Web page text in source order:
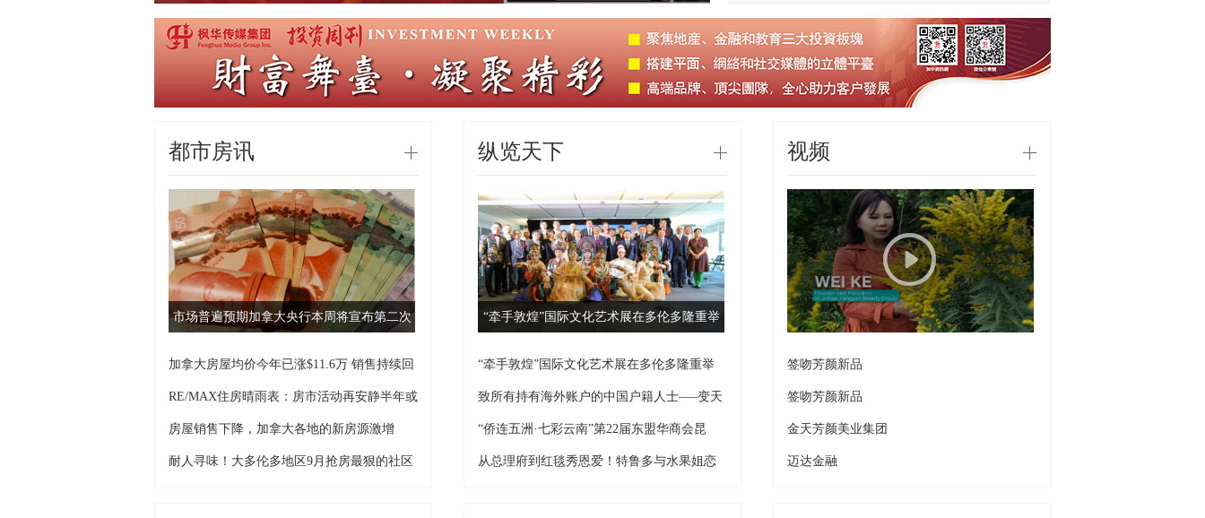
都市房讯
市场普遍预期加拿大央行本周将宣布第二次
加拿大房屋均价今年已涨$11.6万 销售持续回
RE/MAX住房晴雨表：房市活动再安静半年或
将
房屋销售下降，加拿大各地的新房源激增
耐人寻味！大多伦多地区9月抢房最狠的社区
纵览天下
“牵手敦煌”国际文化艺术展在多伦多隆重举
“牵手敦煌”国际文化艺术展在多伦多隆重举
致所有持有海外账户的中国户籍人士—–变天
“侨连五洲·七彩云南”第22届东盟华商会昆
从总理府到红毯秀恩爱！特鲁多与水果姐恋
视频
金天芳颜美业集团
签吻芳颜新品
签吻芳颜新品
金天芳颜美业集团
迈达金融